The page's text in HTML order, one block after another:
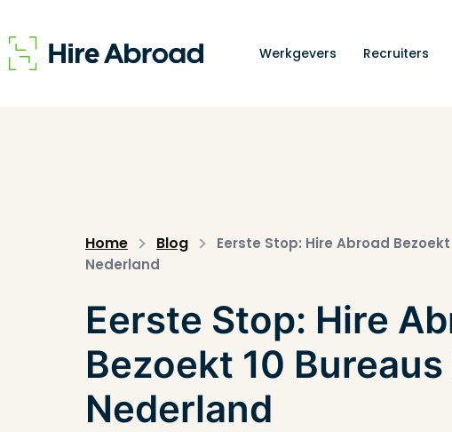
Werkgevers Recruiters
Home Blog
Eerste Stop: Hire Abroad Bezoekt
Nederland
Eerste Stop: Hire
Bezoekt 10 Bureaus
Nederland